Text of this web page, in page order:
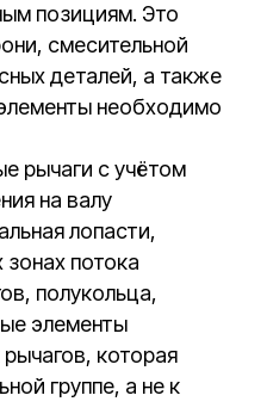
позициям. Это
смесительной
деталей, а также
необходимо
рычаги с учётом
на валу
лопасти,
потока
полукольца,
элементы
которая
группе, а не к